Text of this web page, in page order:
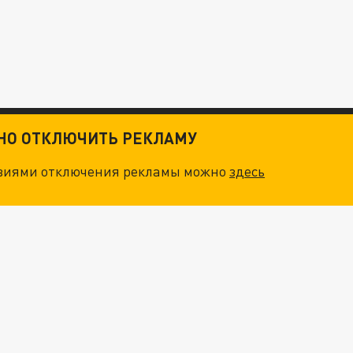
ОТКЛЮЧИТЬ РЕКЛАМУ
отключения рекламы можноздесь